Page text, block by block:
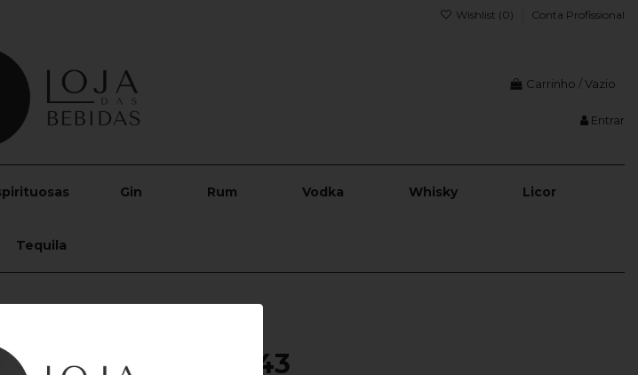
Wishlist (0) Conta Profissional
Carrinho /Vazio
Entrar
Gin Rum Vodka Whisky Licor
Tequila
da marca Licor 43